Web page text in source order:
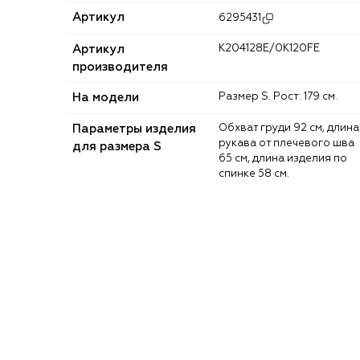
Артикул 6295431
Артикул
производителя
K204128E/0K120FE
На модели Размер S. Рост: 179 см.
Параметры изделия
для размера S
Обхват груди 92 см, длина
рукава от плечевого шва
65 см, длина изделия по
спинке 58 см.